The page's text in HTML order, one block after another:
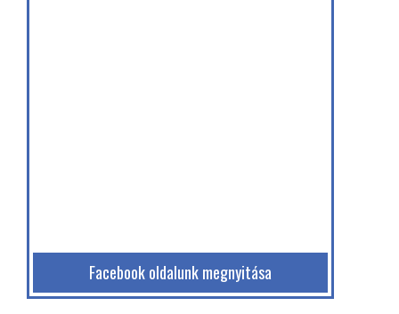
Facebook oldalunk megnyitása